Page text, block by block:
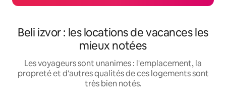
Beli izvor : les locations de vacances les
mieux notées
Les voyageurs sont unanimes : l'emplacement, la
propreté et d'autres qualités de ces logements sont
très bien notés.